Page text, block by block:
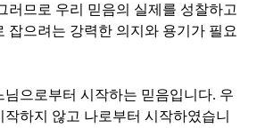
러므로 우리 믿음의 실제를 성찰하고
잡으려는 강력한 의지와 용기가 필요
님으로부터 시작하는 믿음입니다. 우
하지 않고 나로부터 시작하였습니